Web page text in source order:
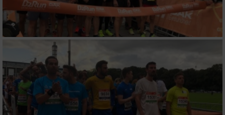
Messung der Performance von Inhalten
Analyse von Zielgruppen durch Statistiken
oder Kombinationen von Daten aus
verschiedenen Quellen
Entwicklung und Verbesserung der Angebote
Verwendung reduzierter Daten zur Auswahl